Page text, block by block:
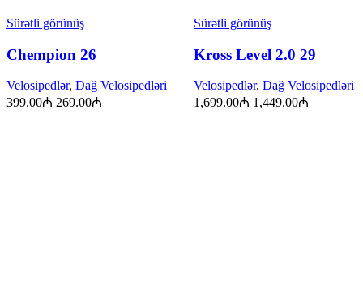
Sürətli görünüş
Chempion 26
Velosipedlər, Dağ Velosipedləri
399.00₼ 269.00₼
Sürətli görünüş
Kross Level 2.0 29
Velosipedlər, Dağ Velosipedləri
1,699.00₼ 1,449.00₼